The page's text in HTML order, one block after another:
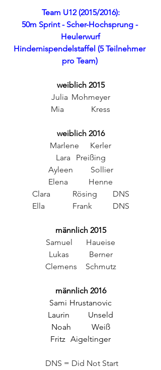
Team U12 (2015/2016):
50m Sprint - Scher-Hochsprung -
Heulerwurf
Hindernispendelstaffel (5 Teilnehmer
pro Team)
weiblich 2015
Julia	Mohmeyer
Mia		Kress
weiblich 2016
Marlene	Kerler
Lara 	Preißing
Ayleen	 Sollier
Elena 	Henne
Clara 	Rösing 	DNS
Ella		Frank	DNS
männlich 2015
Samuel	Haueise
Lukas	Berner
Clemens	Schmutz
männlich 2016
Sami	Hrustanovic
Laurin	Unseld
Noah	Weiß
Fritz	Aigeltinger
DNS = Did Not Start